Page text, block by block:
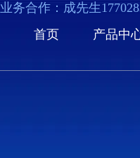
业务合作：成先生
首页
产品中